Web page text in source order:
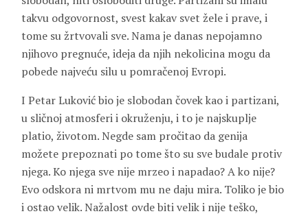
takvu odgovornost, svest kakav svet žele i prave, i
tome su žrtvovali sve. Nama je danas nepojamno
njihovo pregnuće, ideja da njih nekolicina mogu da
pobede najveću silu u pomračenoj Evropi.
I Petar Luković bio je slobodan čovek kao i partizani,
u sličnoj atmosferi i okruženju, i to je najskuplje
platio, životom. Negde sam pročitao da genija
možete prepoznati po tome što su sve budale protiv
njega. Ko njega sve nije mrzeo i napadao? A ko nije?
Evo odskora ni mrtvom mu ne daju mira. Toliko je bio
i ostao velik. Nažalost ovde biti velik i nije teško,